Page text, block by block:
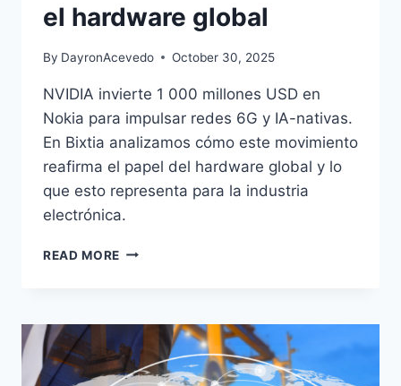
el hardware global
By DayronAcevedo October 30, 2025
NVIDIA invierte 1 000 millones USD en
Nokia para impulsar redes 6G y IA-nativas.
En Bixtia analizamos cómo este movimiento
reafirma el papel del hardware global y lo
que esto representa para la industria
electrónica.
READ MORE